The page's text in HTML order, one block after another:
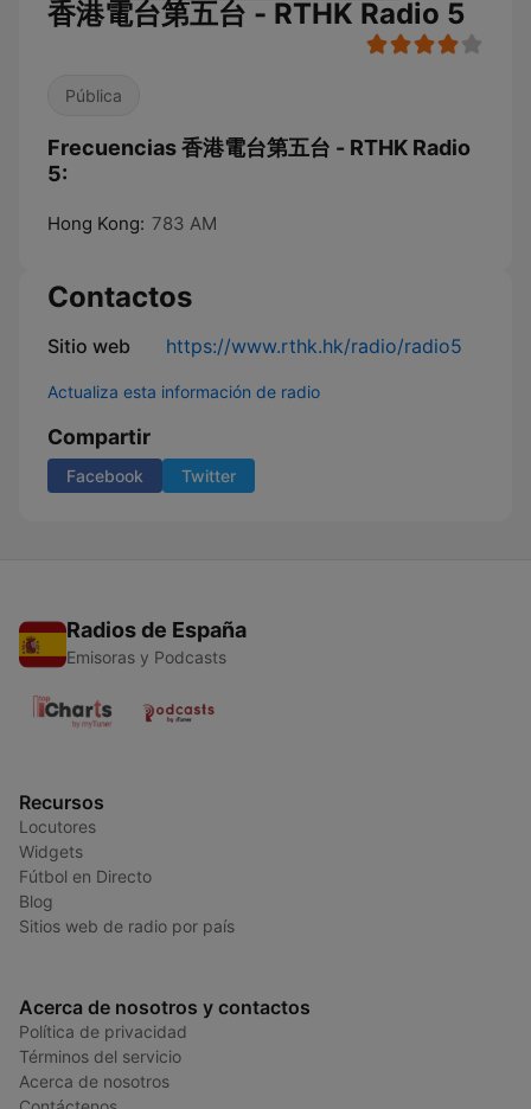
香港電台第五台 - RTHK Radio 5
Pública
Frecuencias 香港電台第五台 - RTHK Radio
5:
Hong Kong: 783 AM
Contactos
Sitio web https://www.rthk.hk/radio/radio5
Actualiza esta información de radio
Compartir
Facebook Twitter
Radios de España
Emisoras y Podcasts
Recursos
Locutores
Widgets
Fútbol en Directo
Blog
Sitios web de radio por país
Acerca de nosotros y contactos
Política de privacidad
Términos del servicio
Acerca de nosotros